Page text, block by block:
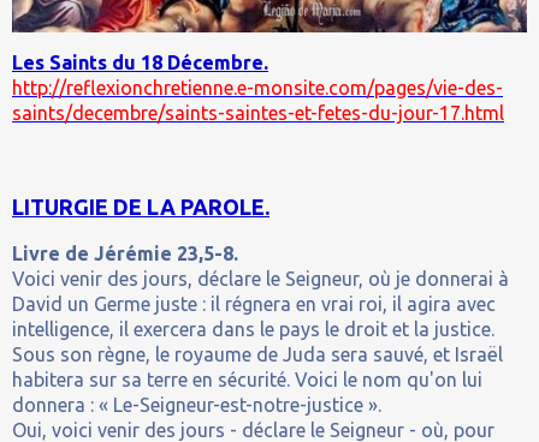
Les Saints du 18 Décembre.
http://reflexionchretienne.e-monsite.com/pages/vie-des-
saints/decembre/saints-saintes-et-fetes-du-jour-17.html
LITURGIE DE LA PAROLE.
Livre de Jérémie 23,5-8.
Voici venir des jours, déclare le Seigneur, où je donnerai à
David un Germe juste : il régnera en vrai roi, il agira avec
intelligence, il exercera dans le pays le droit et la justice.
Sous son règne, le royaume de Juda sera sauvé, et Israël
habitera sur sa terre en sécurité. Voici le nom qu'on lui
donnera : « Le-Seigneur-est-notre-justice ».
Oui, voici venir des jours - déclare le Seigneur - où, pour